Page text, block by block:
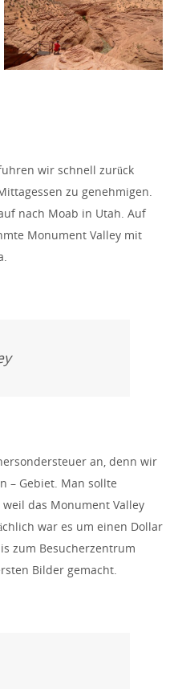
wir schnell zurück
zu genehmigen.
nach Moab in Utah. Auf
Monument Valley mit
an, denn wir
– Gebiet. Man sollte
das Monument Valley
war es um einen Dollar
zum Besucherzentrum
Bilder gemacht.